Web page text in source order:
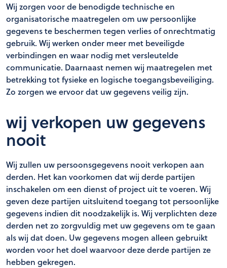
Wij zorgen voor de benodigde technische en
organisatorische maatregelen om uw persoonlijke
gegevens te beschermen tegen verlies of onrechtmatig
gebruik. Wij werken onder meer met beveiligde
verbindingen en waar nodig met versleutelde
communicatie. Daarnaast nemen wij maatregelen met
betrekking tot fysieke en logische toegangsbeveiliging.
Zo zorgen we ervoor dat uw gegevens veilig zijn.
wij verkopen uw gegevens
nooit
Wij zullen uw persoonsgegevens nooit verkopen aan
derden. Het kan voorkomen dat wij derde partijen
inschakelen om een dienst of project uit te voeren. Wij
geven deze partijen uitsluitend toegang tot persoonlijke
gegevens indien dit noodzakelijk is. Wij verplichten deze
derden net zo zorgvuldig met uw gegevens om te gaan
als wij dat doen. Uw gegevens mogen alleen gebruikt
worden voor het doel waarvoor deze derde partijen ze
hebben gekregen.